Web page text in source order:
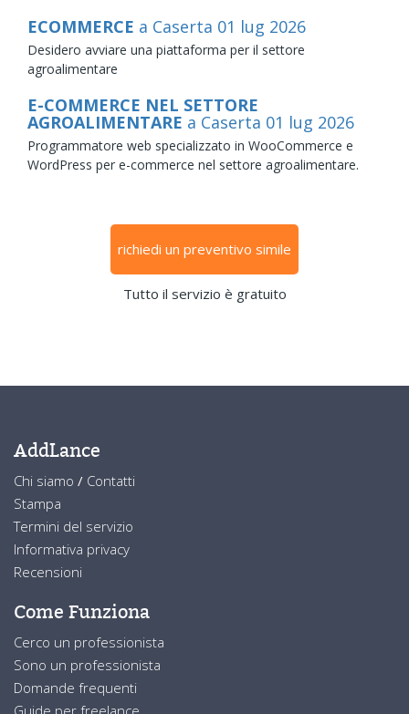
ECOMMERCE a Caserta 01 lug 2026
Desidero avviare una piattaforma per il settore
agroalimentare
E-COMMERCE NEL SETTORE
AGROALIMENTARE a Caserta 01 lug 2026
Programmatore web specializzato in WooCommerce e
WordPress per e-commerce nel settore agroalimentare.
richiedi un preventivo simile
Tutto il servizio è gratuito
AddLance
Chi siamo / Contatti
Stampa
Termini del servizio
Informativa privacy
Recensioni
Come Funziona
Cerco un professionista
Sono un professionista
Domande frequenti
Guide per freelance